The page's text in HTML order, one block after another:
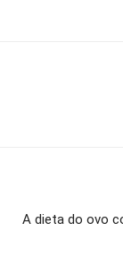
A dieta do ovo